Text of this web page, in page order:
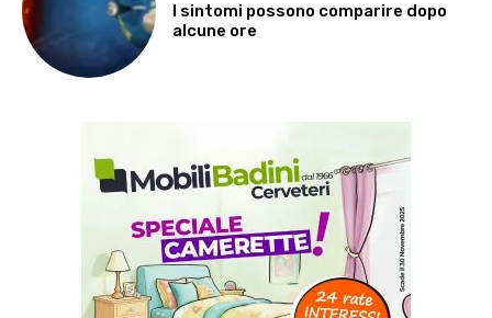
I sintomi possono comparire dopo
alcune ore